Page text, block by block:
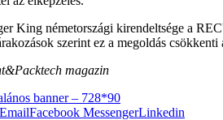
King németországi kirendeltsége a
szerint ez a megoldás
magazin
EmailFacebook MessengerLinkedin